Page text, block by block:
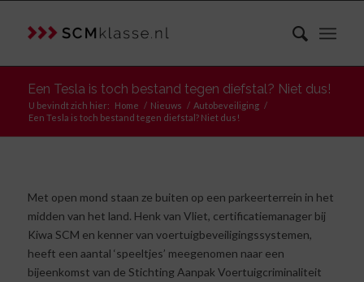
Een Tesla is toch bestand tegen diefstal? Niet dus!
U bevindt zich hier: Home / Nieuws / Autobeveiliging /
Een Tesla is toch bestand tegen diefstal? Niet dus!
Met open mond staan ze buiten op een parkeerterrein in het
midden van het land. Henk van Vliet, certificatiemanager bij
Kiwa SCM en kenner van voertuigbeveiligingssystemen,
heeft een aantal ‘speeltjes’ meegenomen naar een
bijeenkomst van de Stichting Aanpak Voertuigcriminaliteit